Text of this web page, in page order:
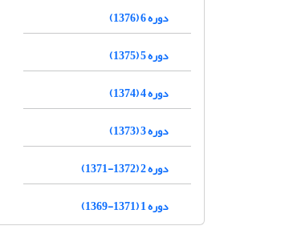
دوره 6 (1376)
دوره 5 (1375)
دوره 4 (1374)
دوره 3 (1373)
دوره 2 (1372-1371)
دوره 1 (1371-1369)